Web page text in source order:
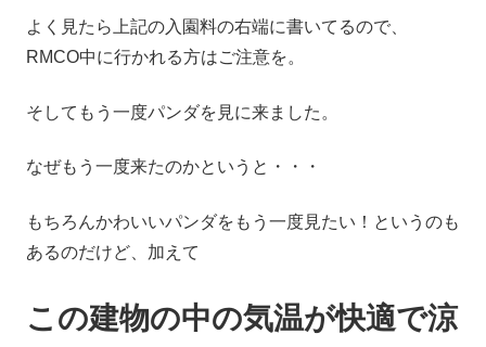
よく見たら上記の入園料の右端に書いてるので、
RMCO中に行かれる方はご注意を。
そしてもう一度パンダを見に来ました。
なぜもう一度来たのかというと・・・
もちろんかわいいパンダをもう一度見たい！というのも
あるのだけど、加えて
この建物の中の気温が快適で涼